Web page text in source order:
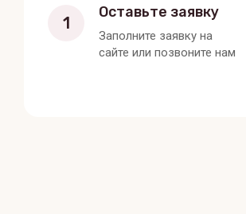
1
Оставьте заявку
Заполните заявку на
сайте или позвоните нам